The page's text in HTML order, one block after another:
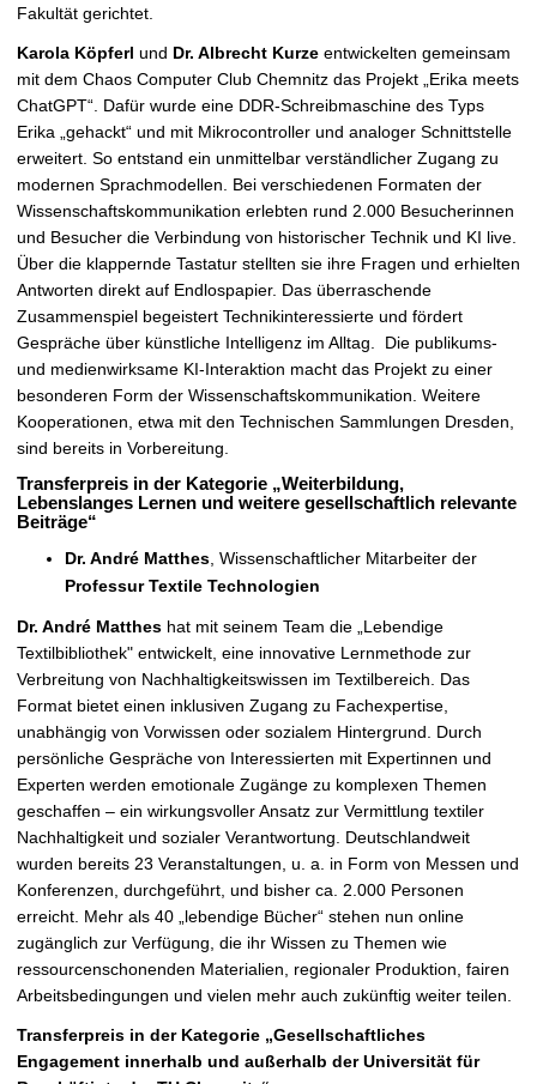
Fakultät gerichtet.
Karola Köpferl und Dr. Albrecht Kurze entwickelten gemeinsam
mit dem Chaos Computer Club Chemnitz das Projekt „Erika meets
ChatGPT“. Dafür wurde eine DDR-Schreibmaschine des Typs
Erika „gehackt“ und mit Mikrocontroller und analoger Schnittstelle
erweitert. So entstand ein unmittelbar verständlicher Zugang zu
modernen Sprachmodellen. Bei verschiedenen Formaten der
Wissenschaftskommunikation erlebten rund 2.000 Besucherinnen
und Besucher die Verbindung von historischer Technik und KI live.
Über die klappernde Tastatur stellten sie ihre Fragen und erhielten
Antworten direkt auf Endlospapier. Das überraschende
Zusammenspiel begeistert Technikinteressierte und fördert
Gespräche über künstliche Intelligenz im Alltag. Die publikums-
und medienwirksame KI-Interaktion macht das Projekt zu einer
besonderen Form der Wissenschaftskommunikation. Weitere
Kooperationen, etwa mit den Technischen Sammlungen Dresden,
sind bereits in Vorbereitung.
Transferpreis in der Kategorie „Weiterbildung,
Lebenslanges Lernen und weitere gesellschaftlich relevante
Beiträge“
Dr. André Matthes , Wissenschaftlicher Mitarbeiter der
Professur Textile Technologien
Dr. André Matthes hat mit seinem Team die „Lebendige
Textilbibliothek" entwickelt, eine innovative Lernmethode zur
Verbreitung von Nachhaltigkeitswissen im Textilbereich. Das
Format bietet einen inklusiven Zugang zu Fachexpertise,
unabhängig von Vorwissen oder sozialem Hintergrund. Durch
persönliche Gespräche von Interessierten mit Expertinnen und
Experten werden emotionale Zugänge zu komplexen Themen
geschaffen – ein wirkungsvoller Ansatz zur Vermittlung textiler
Nachhaltigkeit und sozialer Verantwortung. Deutschlandweit
wurden bereits 23 Veranstaltungen, u. a. in Form von Messen und
Konferenzen, durchgeführt, und bisher ca. 2.000 Personen
erreicht. Mehr als 40 „lebendige Bücher“ stehen nun online
zugänglich zur Verfügung, die ihr Wissen zu Themen wie
ressourcenschonenden Materialien, regionaler Produktion, fairen
Arbeitsbedingungen und vielen mehr auch zukünftig weiter teilen.
Transferpreis in der Kategorie „Gesellschaftliches
Engagement innerhalb und außerhalb der Universität für